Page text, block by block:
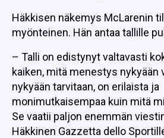
Häkkisen näkemys McLarenin
myönteinen. Hän antaa tallille
– Talli on edistynyt valtavasti
kaiken, mitä menestys nykyään
nykyään tarvitaan, on erilaista ja
monimutkaisempaa kuin mitä
Se vaatii paljon enemmän
Häkkinen Gazzetta dello